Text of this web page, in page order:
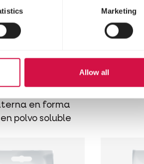
Marketing
Allow all
- Leche
en forma
polvo soluble
Eye
Loción
aciano